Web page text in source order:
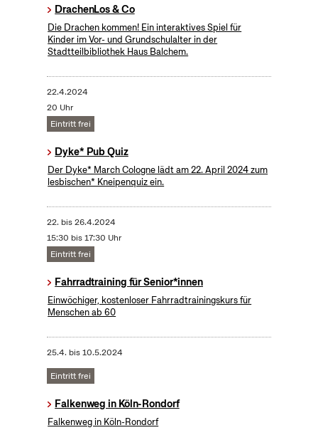
DrachenLos & Co
Die Drachen kommen! Ein interaktives Spiel für
Kinder im Vor- und Grundschulalter in der
Stadtteilbibliothek Haus Balchem.
22.4.2024
20 Uhr
Eintritt frei
Dyke* Pub Quiz
Der Dyke* March Cologne lädt am 22. April 2024 zum
lesbischen* Kneipenquiz ein.
22. bis26.4.2024
15:30 bis 17:30 Uhr
Eintritt frei
Fahrradtraining für Senior*innen
Einwöchiger, kostenloser Fahrradtrainingskurs für
Menschen ab 60
25.4. bis10.5.2024
Eintritt frei
Falkenweg in Köln-Rondorf
Falkenweg in Köln-Rondorf